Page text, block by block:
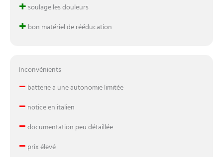
+ soulage les douleurs
+ bon matériel de rééducation
Inconvénients
– batterie a une autonomie limitée
– notice en italien
–documentation peu détaillée
– prix élevé